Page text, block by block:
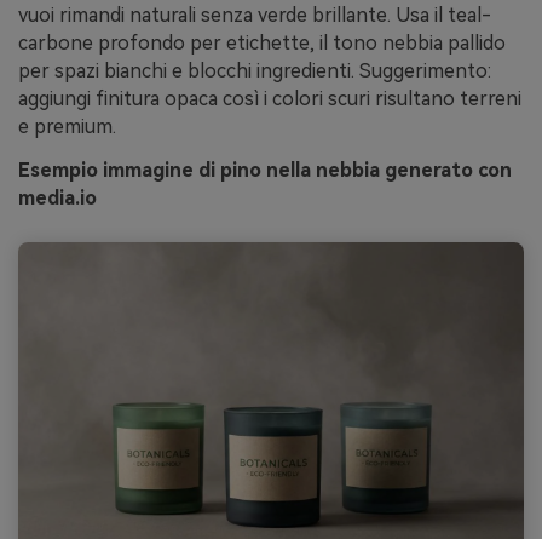
vuoi rimandi naturali senza verde brillante. Usa il teal-
carbone profondo per etichette, il tono nebbia pallido
per spazi bianchi e blocchi ingredienti. Suggerimento:
aggiungi finitura opaca così i colori scuri risultano terreni
e premium.
Esempio immagine di pino nella nebbia generato con
media.io